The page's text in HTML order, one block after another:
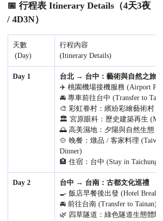
📅 行程表 Itinerary Details（4天3夜
/ 4D3N）
天數
(Day)
行程內容
(Itinerary Details)
Day 1
台北 → 台中：藝術與自然之旅
✈️ 桃園機場接機服務 (Airport
🚘 專車前往台中 (Transfer to
🎨 彩虹眷村：繽紛彩繪藝術村
🏛️ 宮原眼科：歷史建築再生
🌅 高美濕地：夕陽與自然生態
🍲 晚餐：燉品 / 客家料理
Dinner)
🏨 住宿：台中 (Stay in Taichung)
Day 2
台中 → 台南：古都文化巡禮
🍳 飯店早餐後出發 (Hotel
🚘 前往台南 (Transfer to Tainan)
🌿 四草隧道：綠色隧道生態體驗